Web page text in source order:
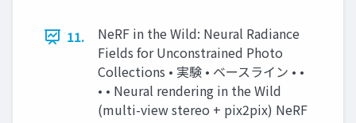
11.
NeRF in the Wild: Neural Radiance
Fields for Unconstrained Photo
Collections • 実験 • ベースライン • •
• • Neural rendering in the Wild
(multi-view stereo + pix2pix) NeRF